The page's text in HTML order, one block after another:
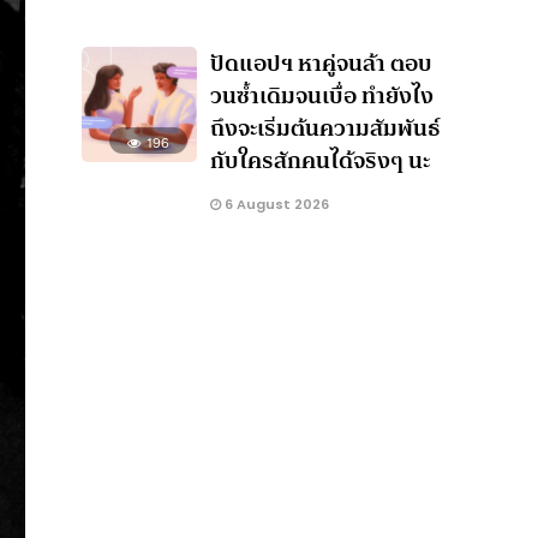
196
ปัดแอปฯ หาคู่จนล้า ตอบ
วนซ้ำเดิมจนเบื่อ ทำยังไง
ถึงจะเริ่มต้นความสัมพันธ์
กับใครสักคนได้จริงๆ นะ
6 August 2026